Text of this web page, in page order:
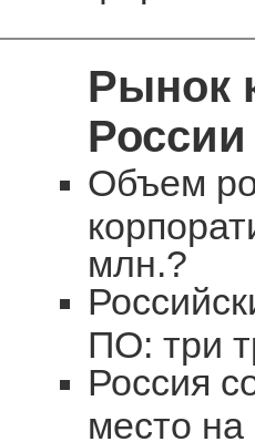
Рынок
России
Объем
млн.?
ПО: три
Россия
место